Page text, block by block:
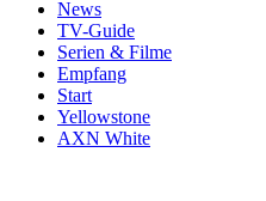
News
TV-Guide
Serien & Filme
Empfang
Start
Yellowstone
AXN White